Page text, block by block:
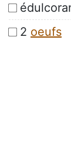
2 oeufs